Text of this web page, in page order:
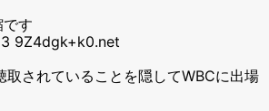
です
9Z4dgk+k0.net
取されていることを隠してWBCに出場